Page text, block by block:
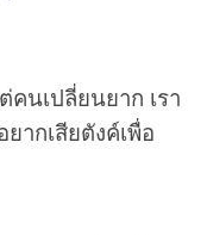
นเปลี่ยนยาก เรา
ากเสียตังค์เพื่อ